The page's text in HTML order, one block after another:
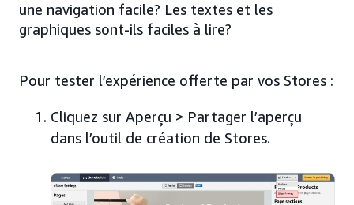
une navigation facile? Les textes et les
graphiques sont-ils faciles à lire?
Pour tester l’expérience offerte par vos Stores :
Cliquez sur Aperçu > Partager l’aperçu
dans l’outil de création de Stores.